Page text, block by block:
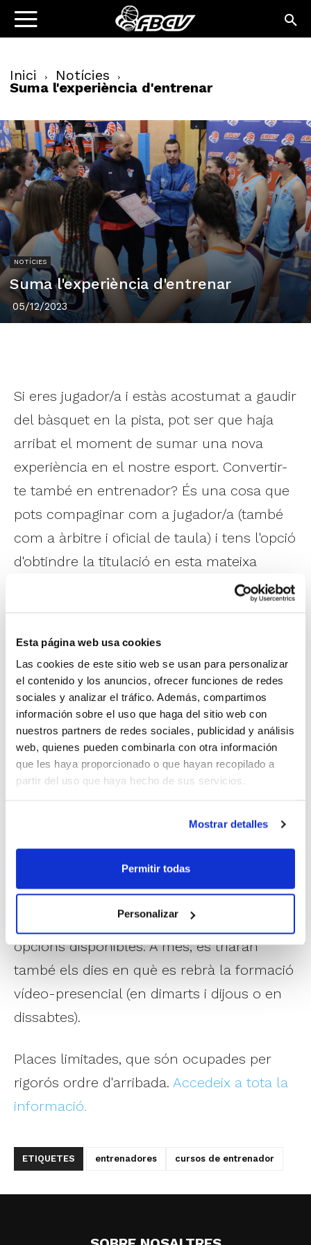
Esta página web usa cookies
Las cookies de este sitio web se usan para personalizar
el contenido y los anuncios, ofrecer funciones de redes
sociales y analizar el tráfico. Además, compartimos
información sobre el uso que haga del sitio web con
nuestros partners de redes sociales, publicidad y análisis
web, quienes pueden combinarla con otra información
que les haya proporcionado o que hayan recopilado a
partir del uso que haya hecho de sus servicios.
Mostrar detalles
Permitir todas
Personalizar
Inici Notícies
Suma l'experiència d'entrenar
NOTÍCIES
Suma l'experiència d'entrenar
05/12/2023
Si eres jugador/a i estàs acostumat a gaudir
del bàsquet en la pista, pot ser que haja
arribat el moment de sumar una nova
experiència en el nostre esport. Convertir-
te també en entrenador? És una cosa que
pots compaginar com a jugador/a (també
com a àrbitre i oficial de taula) i tens l'opció
d'obtindre la titulació en esta mateixa
Nivell 1 i encara hi ha places disponibles.
Descobrix una altra forma més de viure el
bàsquet!
Tots els Cursos s'impartiran 100% online,
combinant classes vídeo-presencials amb
formació no presencial a través de l'Aula
Únicament els exàmens seran
. En el moment de la inscripció,
l'alumne/a haurà de triar la seu on
realitzarà l'examen d'entre les diferents
opcions disponibles. A més, es triaran
també els dies en què es rebrà la formació
vídeo-presencial (en dimarts i dijous o en
dissabtes).
Places limitades, que són ocupades per
rigorós ordre d'arribada. Accedeix a tota la
informació.
ETIQUETES entrenadores cursos de entrenador